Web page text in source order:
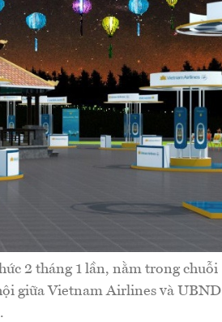
2 tháng 1 lần, nằm trong chuỗi
giữa Vietnam Airlines và UBND